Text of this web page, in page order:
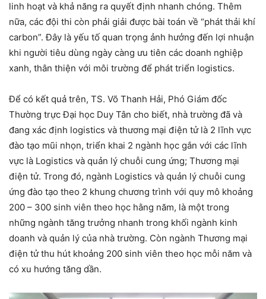
linh hoạt và khả năng ra quyết định nhanh chóng. Thêm
nữa, các đội thi còn phải giải được bài toán về “phát thải khí
carbon”. Đây là yếu tố quan trọng ảnh hưởng đến lợi nhuận
khi người tiêu dùng ngày càng ưu tiên các doanh nghiệp
xanh, thân thiện với môi trường để phát triển logistics.
Để có kết quả trên, TS. Võ Thanh Hải, Phó Giám đốc
Thường trực Đại học Duy Tân cho biết, nhà trường đã và
đang xác định logistics và thương mại điện tử là 2 lĩnh vực
đào tạo mũi nhọn, triển khai 2 ngành học gắn với các lĩnh
vực là Logistics và quản lý chuỗi cung ứng; Thương mại
điện tử. Trong đó, ngành Logistics và quản lý chuỗi cung
ứng đào tạo theo 2 khung chương trình với quy mô khoảng
200 – 300 sinh viên theo học hằng năm, là một trong
những ngành tăng trưởng nhanh trong khối ngành kinh
doanh và quản lý của nhà trường. Còn ngành Thương mại
điện tử thu hút khoảng 200 sinh viên theo học mỗi năm và
có xu hướng tăng dần.